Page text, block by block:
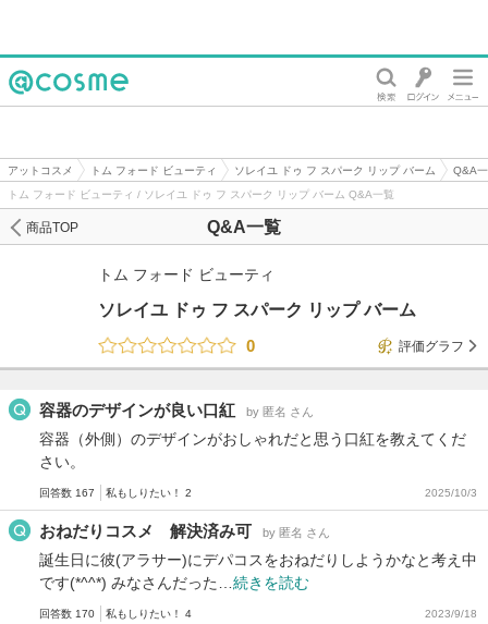
アットコスメ トム フォード ビューティ ソレイユ ドゥ フ スパーク リップ バーム
Q&A
トム フォード ビューティ / ソレイユ ドゥ フ スパーク リップ バーム Q&A一覧
Q&A一覧
商品TOP
トム フォード ビューティ
ソレイユ ドゥ フ スパーク リップ バーム
0
評価グラフ
容器のデザインが良い口紅 by 匿名 さん
容器（外側）のデザインがおしゃれだと思う口紅を教えてくだ
さい。
回答数 167 私もしりたい！ 2 2025/10/3
おねだりコスメ 解決済み可 by 匿名 さん
誕生日に彼(アラサー)にデパコスをおねだりしようかなと考え中
です(*^^*) みなさんだった… 続きを読む
回答数 170 私もしりたい！ 4 2023/9/18